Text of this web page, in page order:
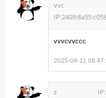
vvc
vvvcvvccc
2025-04-11
z